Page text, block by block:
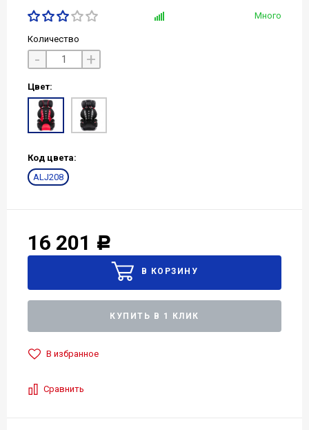
Много
Количество
- +
Цвет:
Код цвета:
ALJ208
16 201 Р
КУПИТЬ В 1 КЛИК
В избранное
Сравнить